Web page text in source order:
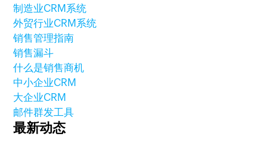
制造业CRM系统
外贸行业CRM系统
销售管理指南
销售漏斗
什么是销售商机
中小企业CRM
大企业CRM
邮件群发工具
最新动态